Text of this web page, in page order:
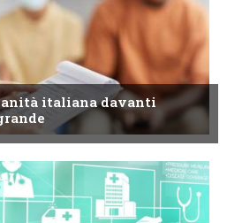
italiana davanti